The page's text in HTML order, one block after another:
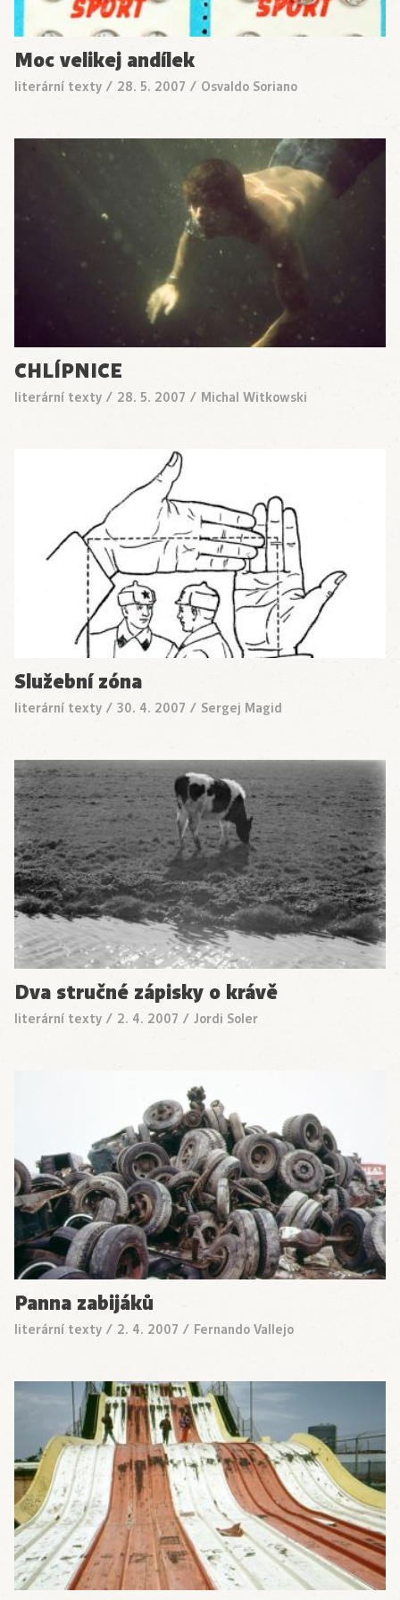
Moc velikej andílek
literární texty / 28. 5. 2007 / Osvaldo Soriano
CHLÍPNICE
literární texty / 28. 5. 2007 / Michal Witkowski
Služební zóna
literární texty / 30. 4. 2007 / Sergej Magid
Dva stručné zápisky o krávě
literární texty / 2. 4. 2007 / Jordi Soler
Panna zabijáků
literární texty / 2. 4. 2007 / Fernando Vallejo